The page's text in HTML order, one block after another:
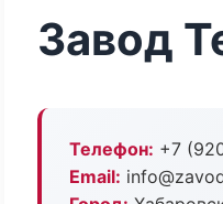
Завод
Телефон: +7
Email: